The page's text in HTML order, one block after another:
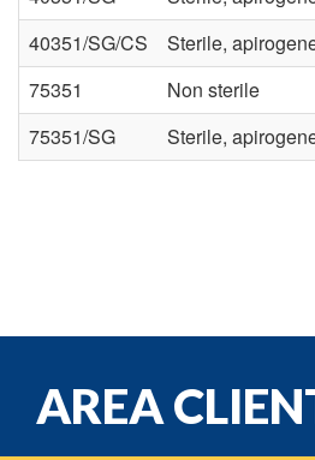
40351/SG/CS
Sterile,
75351
Non sterile
75351/SG
Sterile,
AREA